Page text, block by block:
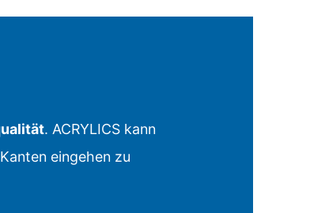
. ACRYLICS kann
eingehen zu